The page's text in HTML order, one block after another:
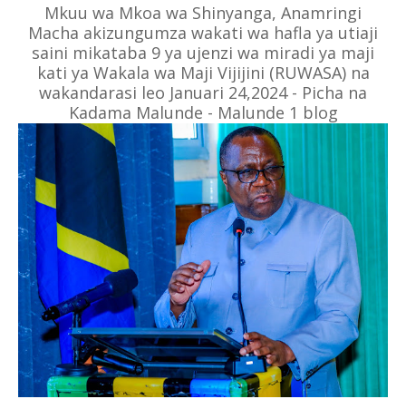
Mkuu wa Mkoa wa Shinyanga, Anamringi
Macha akizungumza wakati wa hafla ya utiaji
saini mikataba 9 ya ujenzi wa miradi ya maji
kati ya Wakala wa Maji Vijijini (RUWASA) na
wakandarasi leo Januari 24,2024 - Picha na
Kadama Malunde - Malunde 1 blog